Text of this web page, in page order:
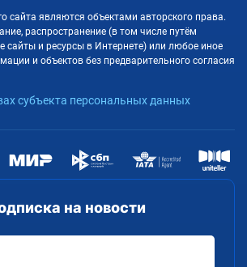
на новости
сайта являются объектами авторского права.
распространение (в том числе путём
сайты и ресурсы в Интернете) или любое иное
и объектов без предварительного согласия
субъекта персональных данных